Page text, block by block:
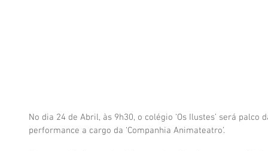
No dia 24 de Abril, às 9h30, o colégio ‘Os Ilustes’ será palco
performance a cargo da ‘Companhia Animateatro’.